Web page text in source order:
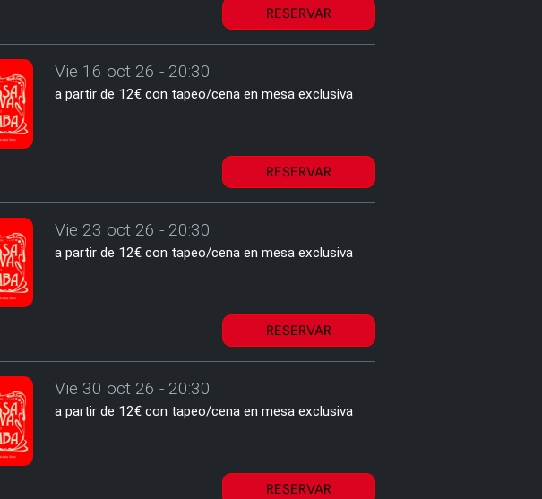
RESERVAR
Vie 16 oct 26 - 20:30
a partir de 12€ con tapeo/cena en mesa exclusiva
RESERVAR
Vie 23 oct 26 - 20:30
a partir de 12€ con tapeo/cena en mesa exclusiva
RESERVAR
Vie 30 oct 26 - 20:30
a partir de 12€ con tapeo/cena en mesa exclusiva
RESERVAR